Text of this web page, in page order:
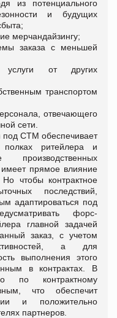
из потенциального
и будущих
мерчандайзингу;
заказа с меньшей
услуги от других
транспортом
отвечающего
сети.
под СТМ обеспечивает
ритейлера и
производственных
прямое влияние
чтобы контрактное
последствий,
адаптироваться под
форс-
главной задачей
заказ, с учетом
а для
выполнения этого
в контрактах. В
по контрактному
что обеспечит
и положительно
партнеров.